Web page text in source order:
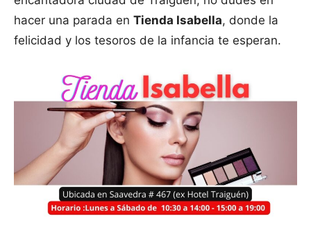
hacer una parada en Tienda Isabella, donde la
felicidad y los tesoros de la infancia te esperan.